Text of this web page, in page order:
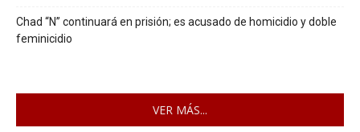
Chad “N” continuará en prisión; es acusado de homicidio y doble
feminicidio
VER MÁS...